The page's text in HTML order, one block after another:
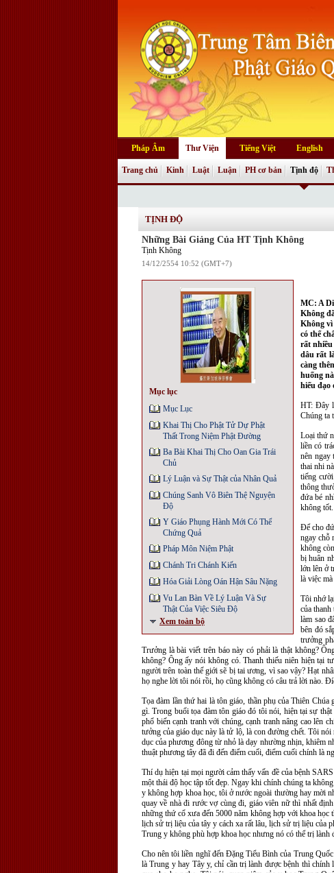
Pháp Âm Thư Viện Tiếng Việt English
Trang chủ Kinh Luật Luận PH cơ bản Tịnh độ
TỊNH ĐỘ
Những Bài Giảng Của HT Tịnh Không
Tịnh Không
14/12/2554 10:52 (GMT+7)
Mục lục
Mục Lục
Khai Thị Cho Phật Tử Dự Phật
Thất Trong Niệm Phật Ðường
Ba Bài Khai Thị Cho Oan Gia Trái
Chủ
Lý Luận và Sự Thật của Nhân Quả
Chúng Sanh Vô Biên Thệ Nguyện
Độ
Y Giáo Phụng Hành Mới Có Thể
Chứng Quả
Pháp Môn Niệm Phật
Chánh Tri Chánh Kiến
Hóa Giải Lòng Oán Hận Sâu Nặng
Vu Lan Bàn Về Lý Luận Và Sự
Thật Của Việc Siêu Độ
Xem toàn bộ
MC: A
Không
Không vì
có thể
rất
dâu rất
càng
huống
hiếu đạo
HT: Đây
Chúng ta
Loại thứ
liền có
nên ngay
thai nhi
tiếng
thông
đứa bé
không tốt.
Để cho
ngay chỗ
không
bị huân
lớn lên ở
là việc
Tôi nhớ
của
làm sao
bên đó
trưởng
Trưởng là bài viết trên báo này có phải là thật không?
không? Ông ấy nói không có. Thanh thiếu niên hiện tại
người trên toàn thế giới sẽ bị tai ương, vì sao vậy? Hạt
họ nghe lời tôi nói rồi, họ cũng không có câu trả lời nào.
Tọa đàm lần thứ hai là tôn giáo, thần phụ của Thiên
gì. Trong buổi tọa đàm tôn giáo đó tôi nói, hiện tại sự
phổ biến cạnh tranh với chúng, cạnh tranh nâng cao lên
tưởng của giáo dục này là tử lộ, là con đường chết. Tôi
dục của phương đông từ nhỏ là dạy nhường nhịn, khiêm
thuật phương tây đã đi đến điểm cuối, điểm cuối chính là
Thí dụ hiện tại mọi người cảm thấy vấn đề của bệnh
một thái độ học tập tốt đẹp. Ngay khi chính chúng ta
y không hợp khoa học, tôi ở nước ngoài thường hay mời
quay về nhà đi rước vợ cùng đi, giáo viên nữ thì nhất
những thứ cổ xưa đến 5000 năm không hợp với khoa
lịch sử trị liệu của tây y cách xa rất lâu, lịch sử trị liệu của
Trung y không phù hợp khoa học nhưng nó có thể trị lành
Cho nên tôi liền nghĩ đến Đặng Tiểu Bình của Trung
là Trung y hay Tây y, chỉ cần trị lành được bệnh thì